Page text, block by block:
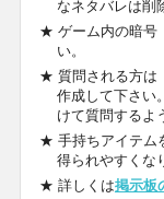
なネタバレは削
★ ゲーム内の暗号
い。
★ 質問される方は
作成して下さい
けて質問するよ
★ 手持ちアイテム
得られやすくな
★ 詳しくは掲示板